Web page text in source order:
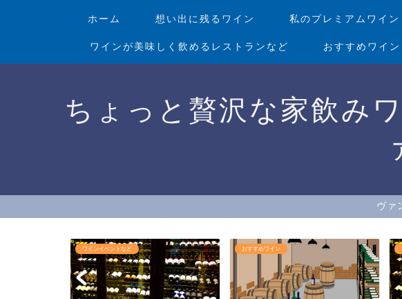
ホーム 想い出に残るワイン 私のプレミアムワイン
ワインが美味しく飲めるレストランなど おすすめワイン
ちょっと贅沢な家飲み
ヴァ
ワインイベントなど おすすめワイン